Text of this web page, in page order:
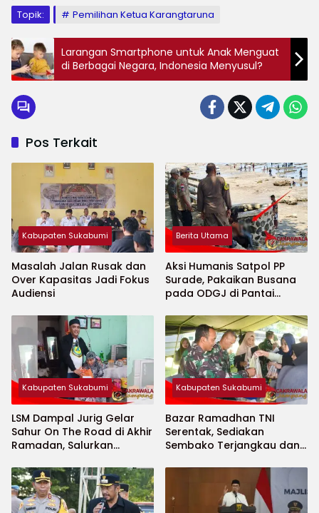
Topik:
Pemilihan Ketua Karangtaruna
Larangan Smartphone untuk Anak Menguat
di Berbagai Negara, Indonesia Menyusul?
Pos Terkait
Kabupaten Sukabumi
Masalah Jalan Rusak dan
Over Kapasitas Jadi Fokus
Audiensi
Berita Utama
Aksi Humanis Satpol PP
Surade, Pakaikan Busana
pada ODGJ di Pantai
Kabupaten Sukabumi
LSM Dampal Jurig Gelar
Sahur On The Road di Akhir
Ramadan, Salurkan
Jompo dan Anak Yatim
Kabupaten Sukabumi
Bazar Ramadhan TNI
Serentak, Sediakan
Sembako Terjangkau dan